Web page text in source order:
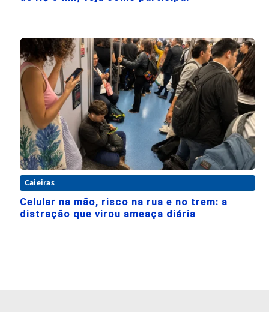
Caieiras
Celular na mão, risco na rua e no trem: a
distração que virou ameaça diária